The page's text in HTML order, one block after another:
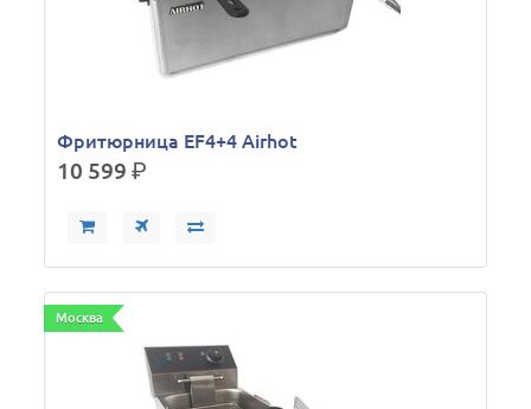
Фритюрница EF4+4 Airhot
10 599р.
Москва